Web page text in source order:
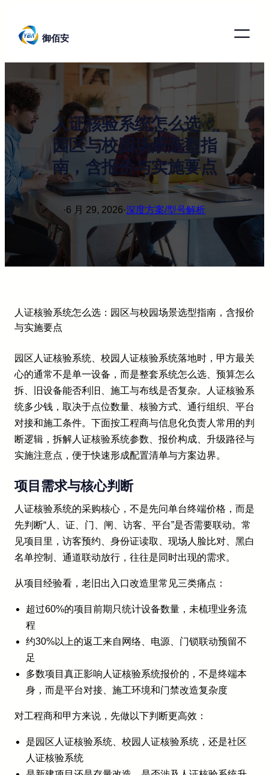
御佰安
人证核验系统怎么选：
园区与校园场景选型指
南，含报价与实施要点
·6 月 29, 2026·深度方案/型号解析
人证核验系统怎么选：园区与校园场景选型指南，含报价
与实施要点
园区人证核验系统、校园人证核验系统落地时，甲方最关
心的通常不是单一设备，而是整套系统怎么选、预算怎么
拆、旧设备能否利旧、施工与布线是否复杂。人证核验系
统多少钱，取决于点位数量、核验方式、通行组织、平台
对接和施工条件。下面按工程商与信息化负责人常用的判
断逻辑，拆解人证核验系统参数、报价构成、升级路径与
实施注意点，便于快速形成配置清单与方案边界。
项目需求与核心判断
人证核验系统的采购核心，不是先问单台终端价格，而是
先判断“人、证、门、闸、访客、平台”是否需要联动。常
见项目里，访客预约、身份证读取、现场人脸比对、黑白
名单控制、通道联动放行，往往是同时出现的需求。
从项目经验看，老旧出入口改造里常见三类痛点：
超过60%的项目前期只统计设备数量，未梳理业务流
程
约30%以上的返工来自网络、电源、门锁联动预留不
足
多数项目真正影响人证核验系统报价的，不是终端本
身，而是平台对接、施工环境和门禁改造复杂度
对工程商和甲方来说，先做以下判断更高效：
是园区人证核验系统、校园人证核验系统，还是社区
人证核验系统